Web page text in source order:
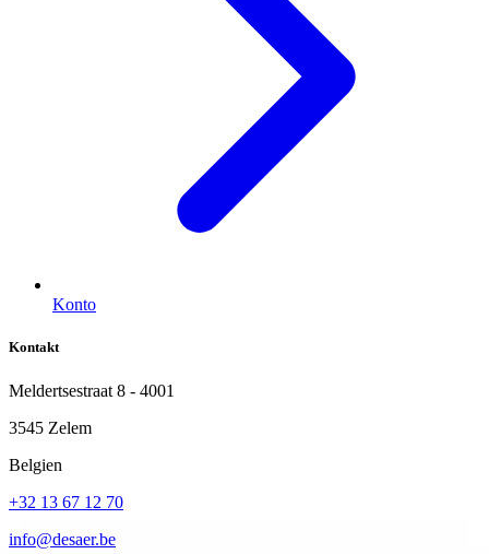
Konto
Kontakt
Meldertsestraat 8 - 4001
3545 Zelem
Belgien
+32 13 67 12 70
info@desaer.be